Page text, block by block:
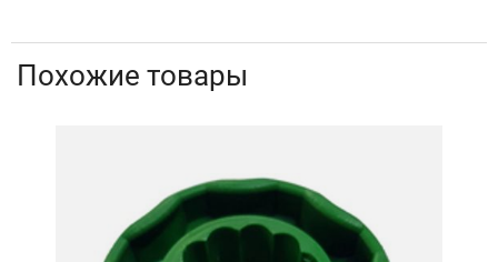
Похожие товары